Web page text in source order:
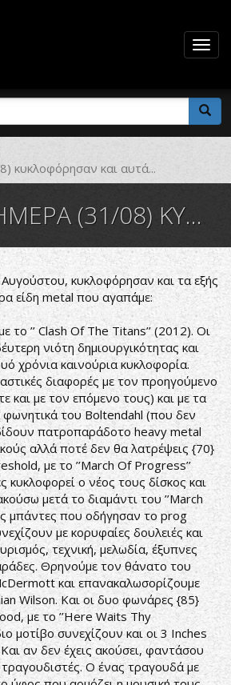
κυκλοφόρησαν και αυτά...
08) ΚΥΚΛΟΦΌΡΗΣΑΝ ΚΑΙ ΑΥΤΆ...
κυκλοφόρησαν και τα εξής
είδη metal που αγαπάμε:
’’ Clash Of The Titans’’ (2012). Οι
νιότη δημιουργικότητας και
χρόνια καινούρια κυκλοφορία.
διαφορές με τον προηγούμενο
και με τον επόμενο τους) και με τα
φωνητικά του Boltendahl (που δεν
πατροπαράδοτο heavy metal
αλλά ποτέ δεν θα λατρέψεις {70}
με το ’’March Of Progress’’
κυκλοφορεί ο νέος τους δίσκος και
μετά το διαμάντι του ’’March
μπάντες που οδήγησαν το prog
με κορυφαίες δουλειές και
τεχνική, μελωδία, έξυπνες
Θρηνούμε τον θάνατο του
και επανακαλωσορίζουμε
Wilson. Και οι δυο φωνάρες {85}
με το ’’Here Waits Thy
μοτίβο συνεχίζουν και οι 3 Inches
αν δεν έχεις ακούσει, φαντάσου
Ο ένας τραγουδά με